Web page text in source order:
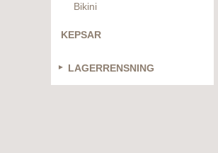
Bikini
KEPSAR
LAGERRENSNING